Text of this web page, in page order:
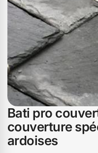
Bati pro
couverture
ardoises